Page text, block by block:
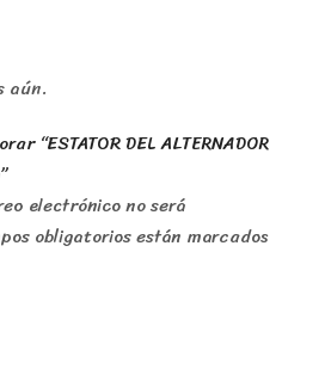
aún.
“ESTATOR DEL ALTERNADOR
electrónico no será
obligatorios están marcados